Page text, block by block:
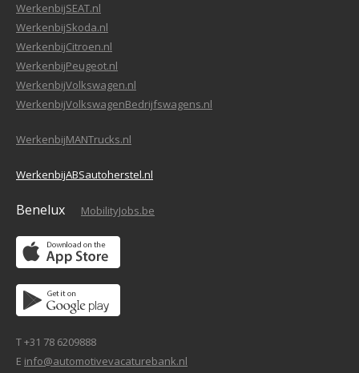
WerkenbijSEAT.nl
WerkenbijSkoda.nl
WerkenbijCitroen.nl
WerkenbijPeugeot.nl
WerkenbijVolkswagen.nl
WerkenbijVolkswagenBedrijfswagens.nl
WerkenbijMANTrucks.nl
WerkenbijABSautoherstel.nl
Benelux MobilityJobs.be
T +31 78 6209888
E info@automotivevacaturebank.nl